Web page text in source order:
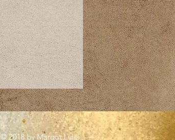
© 2018 by Margot Lulei